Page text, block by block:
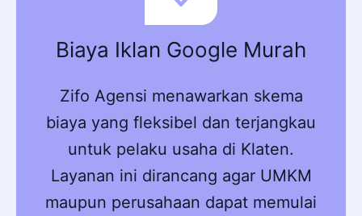
Biaya Iklan Google Murah
Zifo Agensi menawarkan skema
biaya yang fleksibel dan terjangkau
untuk pelaku usaha di Klaten.
Layanan ini dirancang agar UMKM
maupun perusahaan dapat memulai